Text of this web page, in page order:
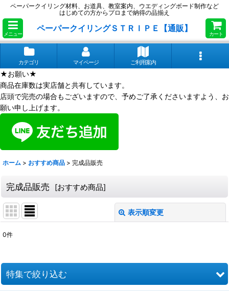
ペーパークイリング材料、お道具、教室案内、ウエディングボード制作など
はじめての方からプロまで納得の品揃え
メニュー
ペーパークイリングＳＴＲＩＰＥ【通販】
カート
カテゴリ マイページ ご利用案内
★お願い★
商品在庫数は実店舗と共有しています。
店頭で完売の場合もございますので、予めご了承くださいますよう、お
願い申し上げます。
ホーム > おすすめ商品 > 完成品販売
完成品販売 [おすすめ商品]
表示順変更
並び順 :
0件
特集で絞り込む